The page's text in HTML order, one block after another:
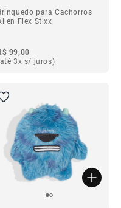
para Cachorros
Flex Stixx
99,00
3x s/ juros)